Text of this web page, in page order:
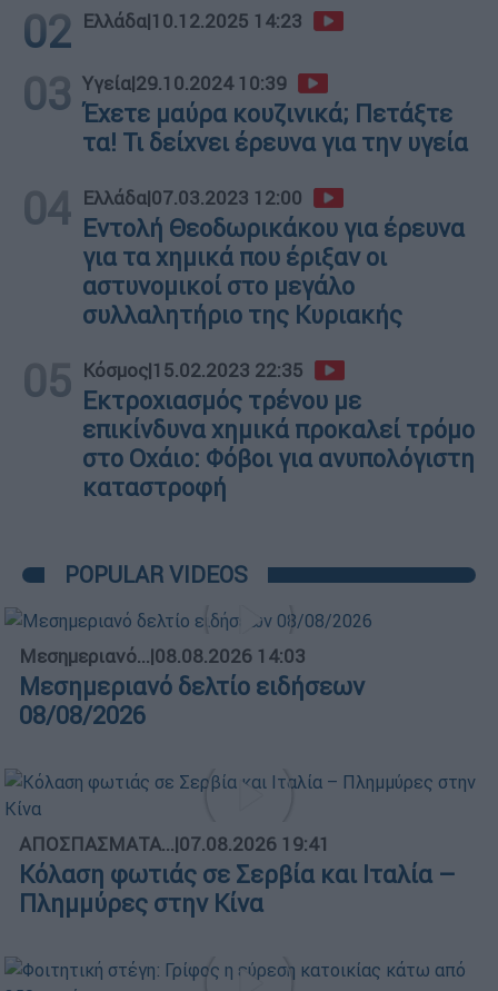
02 Ελλάδα|10.12.2025 14:23
03 Υγεία|29.10.2024 10:39
Έχετε μαύρα κουζινικά; Πετάξτε
τα! Τι δείχνει έρευνα για την υγεία
04 Ελλάδα|07.03.2023 12:00
Εντολή Θεοδωρικάκου για έρευνα
για τα χημικά που έριξαν οι
αστυνομικοί στο μεγάλο
συλλαλητήριο της Κυριακής
05 Κόσμος|15.02.2023 22:35
Εκτροχιασμός τρένου με
επικίνδυνα χημικά προκαλεί τρόμο
στο Οχάιο: Φόβοι για ανυπολόγιστη
καταστροφή
POPULAR VIDEOS
Μεσημεριανό...|08.08.2026 14:03
Μεσημεριανό δελτίο ειδήσεων
08/08/2026
ΑΠΟΣΠΑΣΜΑΤΑ...|07.08.2026 19:41
Κόλαση φωτιάς σε Σερβία και Ιταλία –
Πλημμύρες στην Κίνα